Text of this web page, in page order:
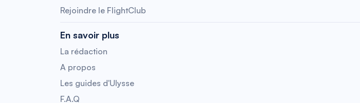
Rejoindre le FlightClub
En savoir plus
La rédaction
A propos
Les guides d'Ulysse
F.A.Q